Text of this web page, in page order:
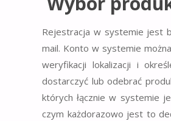
Rejestracja w systemie jest
mail. Konto w systemie
weryfikacji lokalizacji i
dostarczyć lub odebrać
których łącznie w systemie
czym każdorazowo jest to